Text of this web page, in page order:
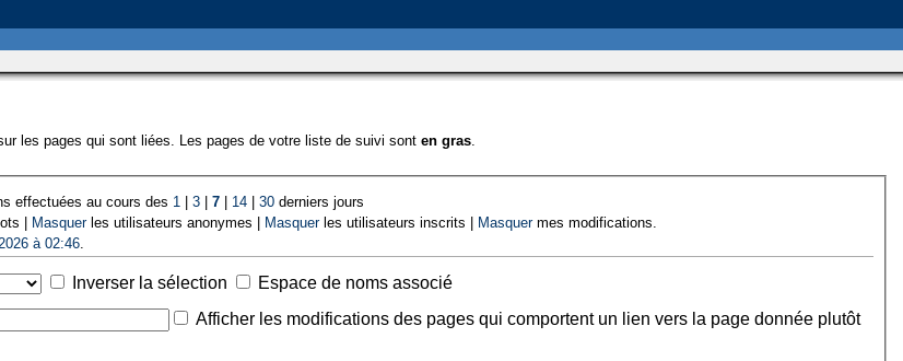
les pages qui sont liées. Les pages de votre liste de suivi sont en gras.
effectuées au cours des 1 | 3| 7| 14| 30derniers jours
| Masquerles utilisateurs anonymes | Masquerles utilisateurs inscrits | Masquermes modifications.
à 02:46.
Inverser la sélection
Espace de noms associé
Afficher les modifications des pages qui comportent un lien vers la page donnée plutôt